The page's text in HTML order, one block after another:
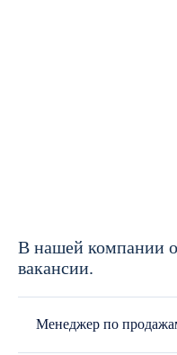
В нашей компании
вакансии.
Менеджер по